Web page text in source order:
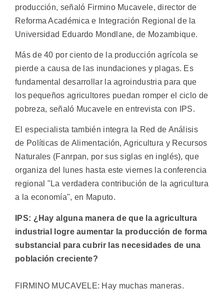
producción, señaló Firmino Mucavele, director de
Reforma Académica e Integración Regional de la
Universidad Eduardo Mondlane, de Mozambique.
Más de 40 por ciento de la producción agrícola se
pierde a causa de las inundaciones y plagas. Es
fundamental desarrollar la agroindustria para que
los pequeños agricultores puedan romper el ciclo de
pobreza, señaló Mucavele en entrevista con IPS.
El especialista también integra la Red de Análisis
de Políticas de Alimentación, Agricultura y Recursos
Naturales (Fanrpan, por sus siglas en inglés), que
organiza del lunes hasta este viernes la conferencia
regional "La verdadera contribución de la agricultura
a la economía", en Maputo.
IPS: ¿Hay alguna manera de que la agricultura
industrial logre aumentar la producción de forma
substancial para cubrir las necesidades de una
población creciente?
FIRMINO MUCAVELE: Hay muchas maneras.